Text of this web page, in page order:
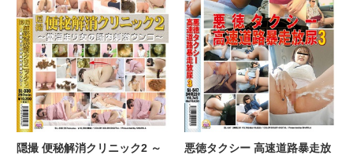
隠撮 便秘解消クリニック2 ～
悪徳タクシー 高速道路暴走放